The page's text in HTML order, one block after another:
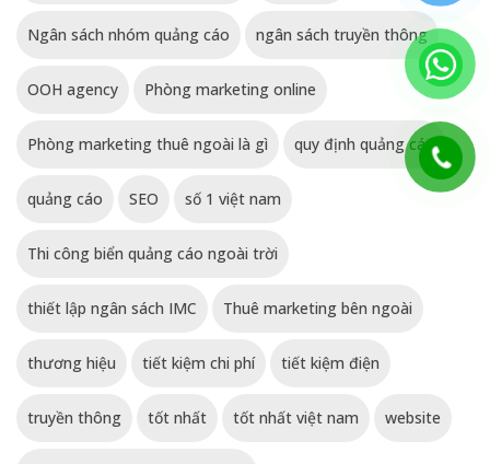
Ngân sách nhóm quảng cáo ngân sách truyền thông
OOH agency Phòng marketing online
Phòng marketing thuê ngoài là gì quy định quảng cáo
quảng cáo SEO số 1 việt nam
Thi công biển quảng cáo ngoài trời
thiết lập ngân sách IMC Thuê marketing bên ngoài
thương hiệu tiết kiệm chi phí tiết kiệm điện
truyền thông tốt nhất tốt nhất việt nam website